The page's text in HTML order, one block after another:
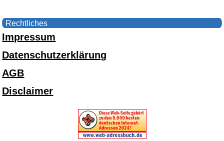
Rechtliches
Impressum
Datenschutzerklärung
AGB
Disclaimer